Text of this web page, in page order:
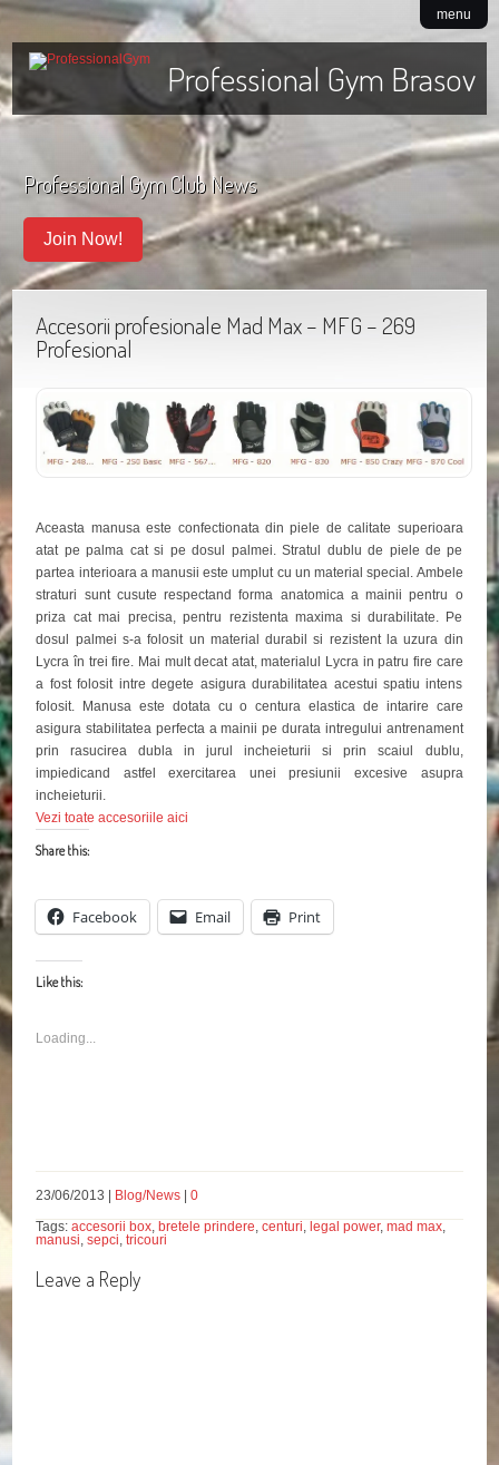
menu
Professional Gym Brasov
Professional Gym Club News
Join Now!
Accesorii profesionale Mad Max – MFG – 269
Profesional
Aceasta manusa este confectionata din piele de calitate superioara
atat pe palma cat si pe dosul palmei. Stratul dublu de piele de pe
partea interioara a manusii este umplut cu un material special. Ambele
straturi sunt cusute respectand forma anatomica a mainii pentru o
priza cat mai precisa, pentru rezistenta maxima si durabilitate. Pe
dosul palmei s-a folosit un material durabil si rezistent la uzura din
Lycra în trei fire. Mai mult decat atat, materialul Lycra in patru fire care
a fost folosit intre degete asigura durabilitatea acestui spatiu intens
folosit. Manusa este dotata cu o centura elastica de intarire care
asigura stabilitatea perfecta a mainii pe durata intregului antrenament
prin rasucirea dubla in jurul incheieturii si prin scaiul dublu,
impiedicand astfel exercitarea unei presiunii excesive asupra
incheieturii.
Vezi toate accesoriile aici
Share this:
Facebook Email Print
Like this:
Loading...
23/06/2013 | Blog/News |0
Tags:accesorii box, bretele prindere,centuri, legal power,mad max,
manusi,sepci,tricouri
Leave a Reply